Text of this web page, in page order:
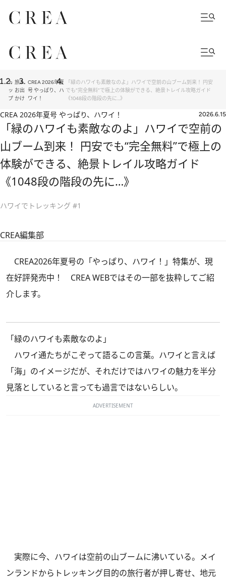
ト
ッ
プ
旅＆
お出
かけ
CREA 2026年夏
号 やっぱり、ハ
ワイ！
「緑のハワイも素敵なのよ」ハワイで空前の山ブーム到来！ 円安
でも“完全無料”で極上の体験ができる、絶景トレイル攻略ガイド
《1048段の階段の先に…》
CREA 2026年夏号 やっぱり、ハワイ！ 2026.6.15
「緑のハワイも素敵なのよ」ハワイで空前の
山ブーム到来！ 円安でも“完全無料”で極上の
体験ができる、絶景トレイル攻略ガイド
《1048段の階段の先に…》
ハワイでトレッキング #1
CREA編集部
CREA2026年夏号の「やっぱり、ハワイ！」特集が、現
在好評発売中！ CREA WEBではその一部を抜粋してご紹
介します。
「緑のハワイも素敵なのよ」
ハワイ通たちがこぞって語るこの言葉。ハワイと言えば
「海」のイメージだが、それだけではハワイの魅力を半分
見落としていると言っても過言ではないらしい。
ADVERTISEMENT
実際に今、ハワイは空前の山ブームに沸いている。メイ
ンランドからトレッキング目的の旅行者が押し寄せ、地元